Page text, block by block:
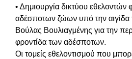
• Δημιουργία δικτύου εθελοντών
αδέσποτων ζώων υπό την
Βούλας Βουλιαγμένης για την
φροντίδα των αδέσποτων.
Οι τομείς εθελοντισμού που